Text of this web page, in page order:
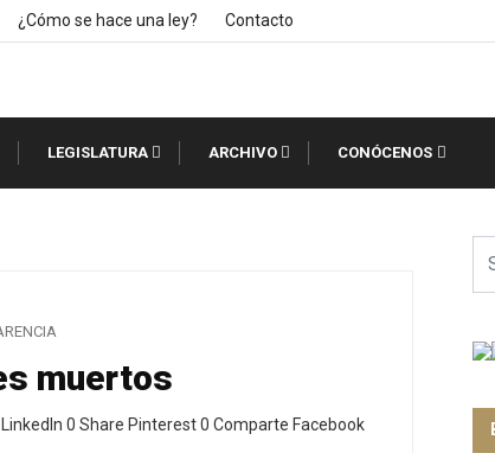
¿Cómo se hace una ley? Contacto
LEGISLATURA ARCHIVO CONÓCENOS
muertos
0 Share Pinterest 0 Comparte Facebook